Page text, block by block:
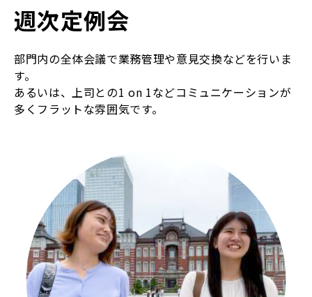
週次定例会
部門内の全体会議で業務管理や意見交換などを行いま
す。
あるいは、上司との1 on 1などコミュニケーションが
多くフラットな雰囲気です。